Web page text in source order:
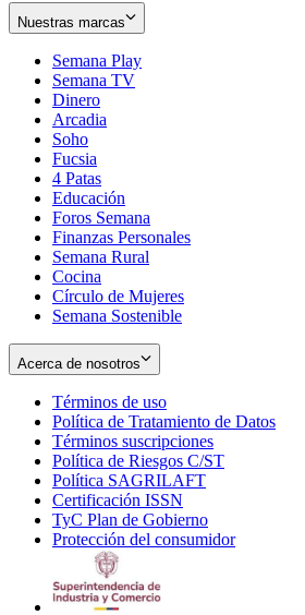
Nuestras marcas
Semana Play
Semana TV
Dinero
Arcadia
Soho
in
new
window
Fucsia
in
new
window
4 Patas
Educación
Foros Semana
Finanzas Personales
Semana Rural
Cocina
Círculo de Mujeres
Semana Sostenible
Acerca de nosotros
Términos de uso
in
new
window
Política de Tratamiento de Datos
Términos suscripciones
in
Política de Riesgos C/ST
Política SAGRILAFT
new
window
Certificación ISSN
in
new
TyC Plan de Gobierno
in
Protección del consumidorOpens